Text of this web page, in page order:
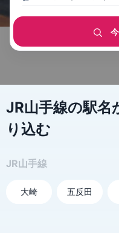
JR山手線の駅名
り込む
JR山手線
大崎 五反田